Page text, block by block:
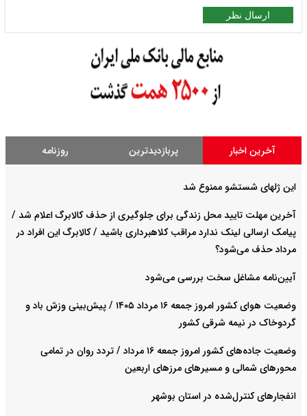
ارسال نظر
آخرین اخبار پربازدیدترین روزنامه
این ژلهای شستشو ممنوع شد
آخرین مهلت تایید محل زندگی برای جلوگیری از حذف کالابرگ اعلام شد /
پیامک ارسالی لینک ندارد مراقب کلاهبرداری باشید / کالابرگ این افراد در
مرداد حذف می‌شود؟
آیین‌نامه مشاغل سخت بررسی می‌شود
وضعیت هوای کشور امروز جمعه ۱۶ مرداد ۱۴۰۵ / پیش‌بینی وزش باد و
گردوخاک در نیمه شرقی کشور
وضعیت جاده‌های کشور امروز جمعه ۱۶ مرداد / تردد روان در تمامی
محورهای شمالی و مسیرهای مرزهای اربعین
انفجارهای کنترل‌شده در استان بوشهر